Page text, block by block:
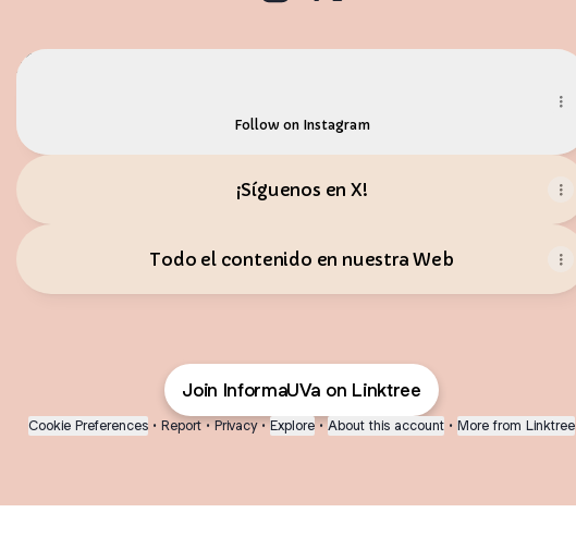
¡Síguenos en Instagram!
Follow on Instagram
¡Síguenos en X!
Todo el contenido en nuestra Web
Join InformaUVa on Linktree
Cookie Preferences • Report • Privacy • Explore • About this account • More from Linktree